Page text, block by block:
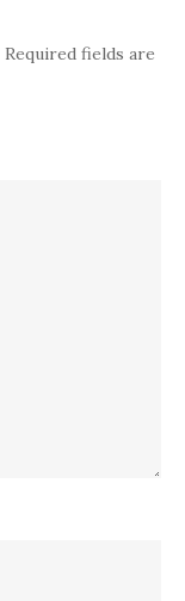
Required fields are